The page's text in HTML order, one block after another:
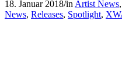
18. Januar 2018/in Artist News,
News, Releases, Spotlight,